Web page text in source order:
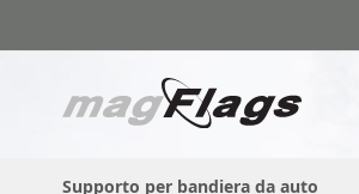
al
Supporto per bandiera da auto